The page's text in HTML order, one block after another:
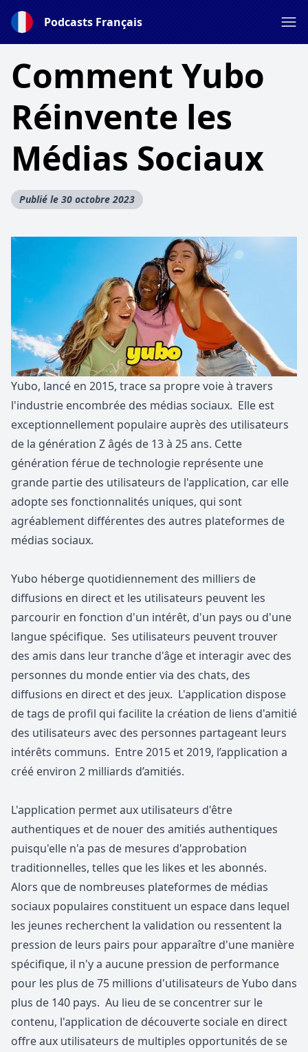
Podcasts Français
Comment Yubo
Réinvente les
Médias Sociaux
Publié le 30 octobre 2023
Yubo, lancé en 2015, trace sa propre voie à travers
l'industrie encombrée des médias sociaux. Elle est
exceptionnellement populaire auprès des utilisateurs
de la génération Z âgés de 13 à 25 ans. Cette
génération férue de technologie représente une
grande partie des utilisateurs de l'application, car elle
adopte ses fonctionnalités uniques, qui sont
agréablement différentes des autres plateformes de
médias sociaux.
Yubo héberge quotidiennement des milliers de
diffusions en direct et les utilisateurs peuvent les
parcourir en fonction d'un intérêt, d'un pays ou d'une
langue spécifique. Ses utilisateurs peuvent trouver
des amis dans leur tranche d'âge et interagir avec des
personnes du monde entier via des chats, des
diffusions en direct et des jeux. L'application dispose
de tags de profil qui facilite la création de liens d'amitié
des utilisateurs avec des personnes partageant leurs
intérêts communs. Entre 2015 et 2019, l’application a
créé environ 2 milliards d’amitiés.
L'application permet aux utilisateurs d'être
authentiques et de nouer des amitiés authentiques
puisqu'elle n'a pas de mesures d'approbation
traditionnelles, telles que les likes et les abonnés.
Alors que de nombreuses plateformes de médias
sociaux populaires constituent un espace dans lequel
les jeunes recherchent la validation ou ressentent la
pression de leurs pairs pour apparaître d'une manière
spécifique, il n'y a aucune pression de performance
pour les plus de 75 millions d'utilisateurs de Yubo dans
plus de 140 pays. Au lieu de se concentrer sur le
contenu, l'application de découverte sociale en direct
offre aux utilisateurs de multiples opportunités de se